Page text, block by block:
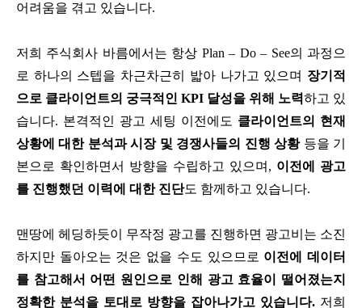
어려움을 겪고 있습니다.
저희 주식회사 바름에서는 항상 Plan – Do – See의 과정으
로 하나의 스텝을 차근차근히 밟아 나가고 있으며 장기적
으로 클라이언트의 궁극적인 KPI 달성을 위해 노력하고 있
습니다. 본격적인 광고 세팅 이전에도 클라이언트의 현재
상황에 대한 분석과 시장 및 경쟁사들의 진행 상황등을 기
본으로 확인하면서 방향을 수립하고 있으며, 이전에 광고
를 진행했던 이력에 대한 진단도 함께하고 있습니다.
맨땅에 헤딩하듯이 무작정 광고를 진행하면 광고비는 소진
하지만 돌아오는 것은 없을 수도 있으므로 이전에 데이터
를 참고해서 어떤 원인으로 인해 광고 효율이 떨어졌는지
정확한 분석을 토대로 방향을 잡아나가고 있습니다. 저희